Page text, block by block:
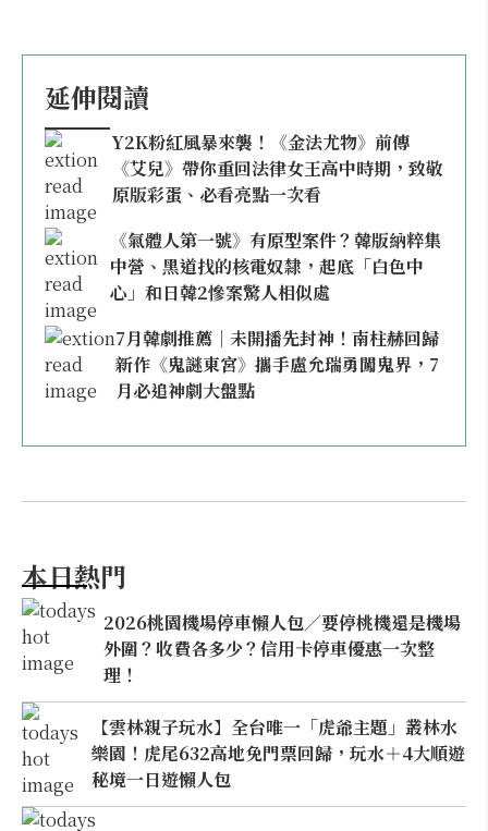
延伸閱讀
Y2K粉紅風暴來襲！《金法尤物》前傳
《艾兒》帶你重回法律女王高中時期，致敬
原版彩蛋、必看亮點一次看
《氣體人第一號》有原型案件？韓版納粹集
中營、黑道找的核電奴隸，起底「白色中
心」和日韓2慘案驚人相似處
7月韓劇推薦｜未開播先封神！南柱赫回歸
新作《鬼謎東宮》攜手盧允瑞勇闖鬼界，7
月必追神劇大盤點
本日熱門
2026桃園機場停車懶人包／要停桃機還是機場
外圍？收費各多少？信用卡停車優惠一次整
理！
【雲林親子玩水】全台唯一「虎爺主題」叢林水
樂園！虎尾632高地免門票回歸，玩水＋4大順遊
秘境一日遊懶人包